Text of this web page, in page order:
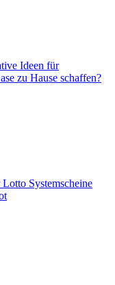
Ideen für
zu Hause schaffen?
Systemscheine